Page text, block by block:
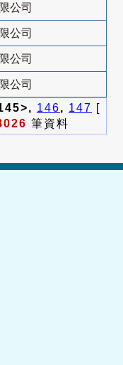
公司
公司
公司
公司
146, 147 [
筆資料